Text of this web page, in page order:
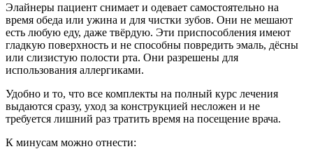
Элайнеры пациент снимает и одевает самостоятельно на
время обеда или ужина и для чистки зубов. Они не мешают
есть любую еду, даже твёрдую. Эти приспособления имеют
гладкую поверхность и не способны повредить эмаль, дёсны
или слизистую полости рта. Они разрешены для
использования аллергиками.
Удобно и то, что все комплекты на полный курс лечения
выдаются сразу, уход за конструкцией несложен и не
требуется лишний раз тратить время на посещение врача.
К минусам можно отнести: